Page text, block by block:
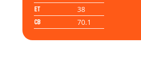
ET 38
CB 70.1